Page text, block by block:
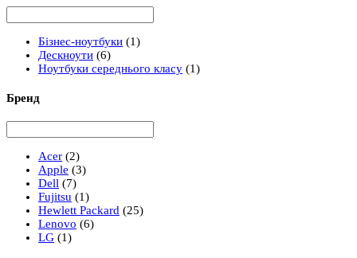
Бізнес-ноутбуки (1)
Дескноути (6)
Ноутбуки середнього класу (1)
Бренд
Acer (2)
Apple (3)
Dell (7)
Fujitsu (1)
Hewlett Packard (25)
Lenovo (6)
LG (1)